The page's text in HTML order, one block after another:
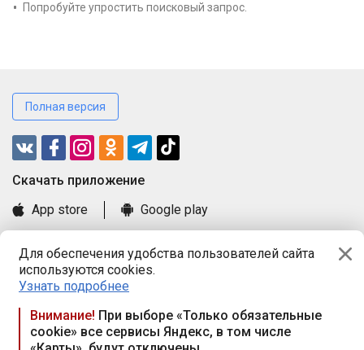
Для обеспечения удобства пользователей сайта
используются cookies.
Узнать подробнее
Внимание! При выборе «Только обязательные
cookie» все сервисы Яндекс, в том числе
Попробуйте упростить поисковый запрос.
Полная версия
Cкачать приложение
App store
Google play
Книга замечаний и предложений
Правила и документы
Praca.by © 2000—2026, ООО «ПРАЦА БАЙ»
Республика Беларусь, 220114, г. Минск, пр-т Независимости
117а, пом. № 9.